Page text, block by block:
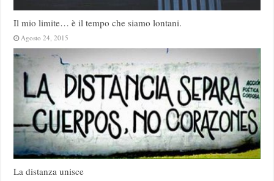
Il mio limite… è il tempo che siamo lontani.
Agosto 24, 2015
La distanza unisce